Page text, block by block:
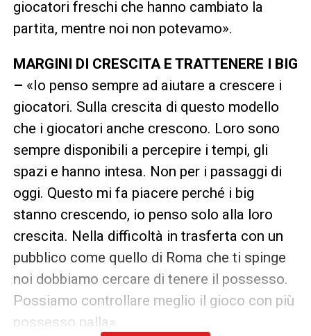
giocatori freschi che hanno cambiato la
partita, mentre noi non potevamo».
MARGINI DI CRESCITA E TRATTENERE I BIG
– «Io penso sempre ad aiutare a crescere i
giocatori. Sulla crescita di questo modello
che i giocatori anche crescono. Loro sono
sempre disponibili a percepire i tempi, gli
spazi e hanno intesa. Non per i passaggi di
oggi. Questo mi fa piacere perché i big
stanno crescendo, io penso solo alla loro
crescita. Nella difficoltà in trasferta con un
pubblico come quello di Roma che ti spinge
noi dobbiamo cercare di tenere il possesso.
Possiamo controllare meglio il gioco con più
possesso palla».